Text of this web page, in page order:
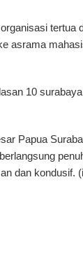
tertua
asrama
10
Papua
dan kondusif.